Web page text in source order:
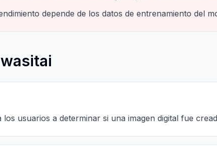
depende de los datos de entrenamiento del
usuarios a determinar si una imagen digital fue